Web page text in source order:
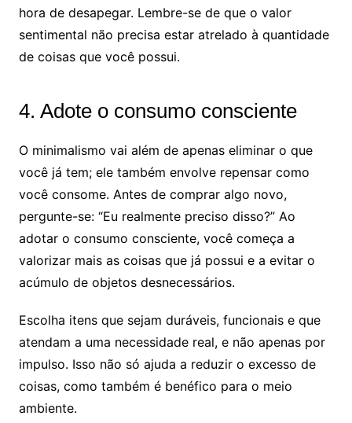
hora de desapegar. Lembre-se de que o valor
sentimental não precisa estar atrelado à quantidade
de coisas que você possui.
4. Adote o consumo consciente
O minimalismo vai além de apenas eliminar o que
você já tem; ele também envolve repensar como
você consome. Antes de comprar algo novo,
pergunte-se: “Eu realmente preciso disso?” Ao
adotar o consumo consciente, você começa a
valorizar mais as coisas que já possui e a evitar o
acúmulo de objetos desnecessários.
Escolha itens que sejam duráveis, funcionais e que
atendam a uma necessidade real, e não apenas por
impulso. Isso não só ajuda a reduzir o excesso de
coisas, como também é benéfico para o meio
ambiente.